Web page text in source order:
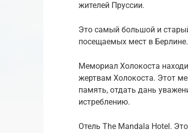
жителей Пруссии.
Это самый большой и
посещаемых мест в Берлине.
Мемориал Холокоста
жертвам Холокоста. Этот
память, отдать дань
истреблению.
Отель The Mandala Hotel.